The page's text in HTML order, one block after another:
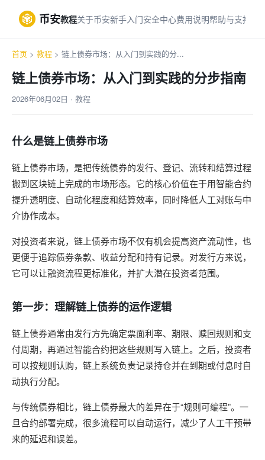
币安教程关于币安新手入门安全中心费用说明帮助与支持
首页 > 教程 > 链上债券市场：从入门到实践的分...
链上债券市场：从入门到实践的分步指南
2026年06月02日 · 教程
什么是链上债券市场
链上债券市场，是把传统债券的发行、登记、流转和结算过程
搬到区块链上完成的市场形态。它的核心价值在于用智能合约
提升透明度、自动化程度和结算效率，同时降低人工对账与中
介协作成本。
对投资者来说，链上债券市场不仅有机会提高资产流动性，也
更便于追踪债券条款、收益分配和持有记录。对发行方来说，
它可以让融资流程更标准化，并扩大潜在投资者范围。
第一步：理解链上债券的运作逻辑
链上债券通常由发行方先确定票面利率、期限、赎回规则和支
付周期，再通过智能合约把这些规则写入链上。之后，投资者
可以按规则认购，链上系统负责记录持仓并在到期或付息时自
动执行分配。
与传统债券相比，链上债券最大的差异在于“规则可编程”。一
旦合约部署完成，很多流程可以自动运行，减少了人工干预带
来的延迟和误差。